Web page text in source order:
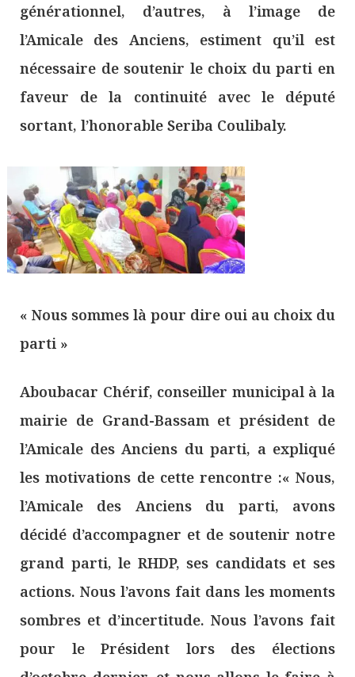
générationnel, d’autres, à l’image de
l’Amicale des Anciens, estiment qu’il est
nécessaire de soutenir le choix du parti en
faveur de la continuité avec le député
sortant, l’honorable Seriba Coulibaly.
« Nous sommes là pour dire oui au choix du
parti »
Aboubacar Chérif, conseiller municipal à la
mairie de Grand-Bassam et président de
l’Amicale des Anciens du parti, a expliqué
les motivations de cette rencontre :« Nous,
l’Amicale des Anciens du parti, avons
décidé d’accompagner et de soutenir notre
grand parti, le RHDP, ses candidats et ses
actions. Nous l’avons fait dans les moments
sombres et d’incertitude. Nous l’avons fait
pour le Président lors des élections